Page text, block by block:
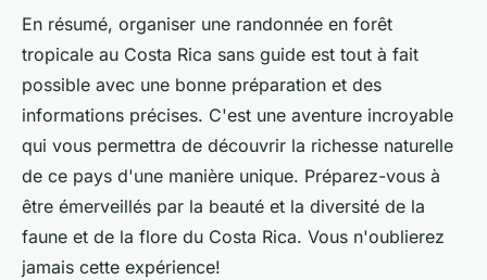
En résumé, organiser une randonnée en forêt
tropicale au Costa Rica sans guide est tout à fait
possible avec une bonne préparation et des
informations précises. C'est une aventure incroyable
qui vous permettra de découvrir la richesse naturelle
de ce pays d'une manière unique. Préparez-vous à
être émerveillés par la beauté et la diversité de la
faune et de la flore du Costa Rica. Vous n'oublierez
jamais cette expérience!